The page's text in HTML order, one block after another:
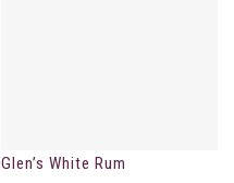
Glen’s White Rum